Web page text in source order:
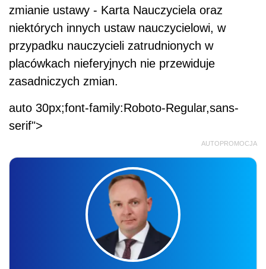
zmianie ustawy - Karta Nauczyciela oraz
niektórych innych ustaw nauczycielowi, w
przypadku nauczycieli zatrudnionych w
placówkach nieferyjnych nie przewiduje
zasadniczych zmian.
auto 30px;font-family:Roboto-Regular,sans-
serif">
AUTOPROMOCJA